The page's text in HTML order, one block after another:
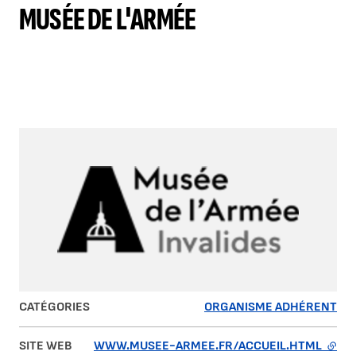
MUSÉE DE L'ARMÉE
CATÉGORIES ORGANISME ADHÉRENT
SITE WEB WWW.MUSEE-ARMEE.FR/ACCUEIL.HTML -